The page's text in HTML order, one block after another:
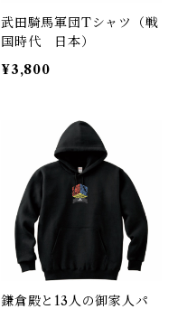
武田騎馬軍団Tシャツ（戦
国時代 日本）
¥3,800
鎌倉殿と13人の御家人パ